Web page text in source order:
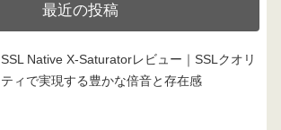
最近の投稿
SSL Native X-Saturatorレビュー｜SSLクオリ
ティで実現する豊かな倍音と存在感